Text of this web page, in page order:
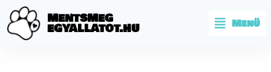
MENTSMEG
EGYALLATOT.HU Menü